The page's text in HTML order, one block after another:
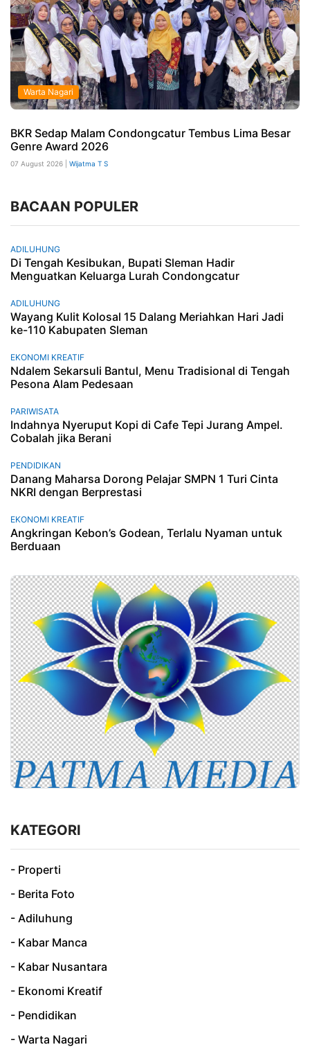
Warta Nagari
BKR Sedap Malam Condongcatur Tembus Lima Besar
Genre Award 2026
07 August 2026 | Wijatma T S
BACAAN POPULER
ADILUHUNG
Di Tengah Kesibukan, Bupati Sleman Hadir
Menguatkan Keluarga Lurah Condongcatur
ADILUHUNG
Wayang Kulit Kolosal 15 Dalang Meriahkan Hari Jadi
ke-110 Kabupaten Sleman
EKONOMI KREATIF
Ndalem Sekarsuli Bantul, Menu Tradisional di Tengah
Pesona Alam Pedesaan
PARIWISATA
Indahnya Nyeruput Kopi di Cafe Tepi Jurang Ampel.
Cobalah jika Berani
PENDIDIKAN
Danang Maharsa Dorong Pelajar SMPN 1 Turi Cinta
NKRI dengan Berprestasi
EKONOMI KREATIF
Angkringan Kebon’s Godean, Terlalu Nyaman untuk
Berduaan
KATEGORI
- Properti
- Berita Foto
- Adiluhung
- Kabar Manca
- Kabar Nusantara
- Ekonomi Kreatif
- Pendidikan
- Warta Nagari